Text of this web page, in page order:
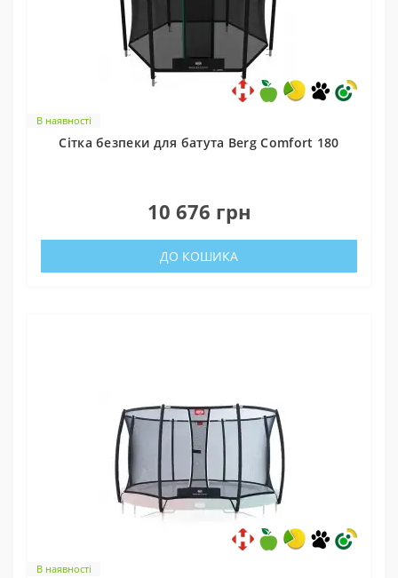
В наявності
Cітка безпеки для батута Berg Comfort 180
10 676 грн
ДО КОШИКА
В наявності